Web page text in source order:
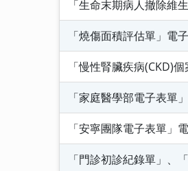
「生命末期病人撤除維
「燒傷面積評估單」電
「慢性腎臟疾病(CKD)
「家庭醫學部電子表單
「安寧團隊電子表單」
「門診初診紀錄單」、